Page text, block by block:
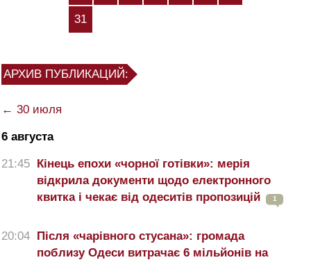
31
АРХИВ ПУБЛИКАЦИЙ:
← 30 июля
6 августа
21:45 Кінець епохи «чорної готівки»: мерія
відкрила документи щодо електронного
квитка і чекає від одеситів пропозицій
1
20:04 Після «чарівного стусана»: громада
поблизу Одеси витрачає 6 мільйонів на